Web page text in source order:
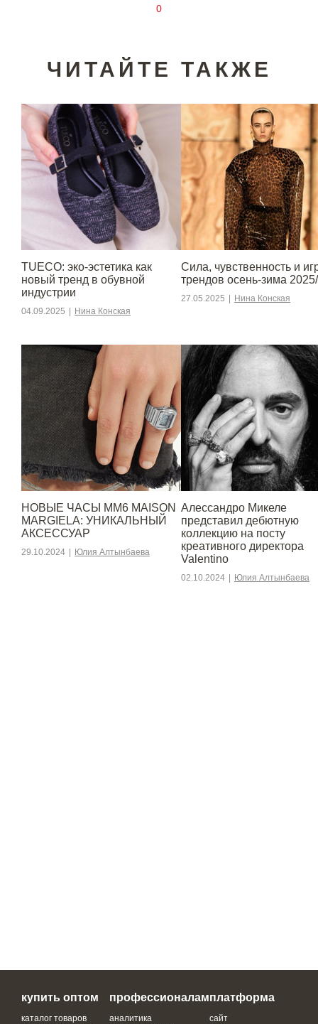
0
ЧИТАЙТЕ ТАКЖЕ
TUECO: эко-эстетика как
новый тренд в обувной
индустрии
04.09.2025 Нина Конская
Сила, чувственность и
трендов осень-зима
27.05.2025 Нина Конская
НОВЫЕ ЧАСЫ MM6 MAISON
MARGIELA: УНИКАЛЬНЫЙ
АКСЕССУАР
29.10.2024 Юлия Алтынбаева
Алессандро Микеле
представил дебютную
коллекцию на посту
креативного директора
Valentino
02.10.2024 Юлия Алтынбаева
купить оптом
каталог товаров
профессионалам
аналитика
платформа
сайт